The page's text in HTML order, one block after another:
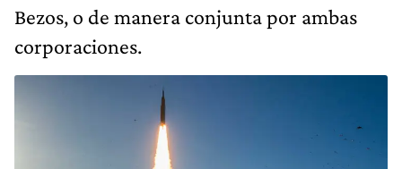
Bezos, o de manera conjunta por ambas
corporaciones.